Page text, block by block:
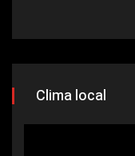
Clima local